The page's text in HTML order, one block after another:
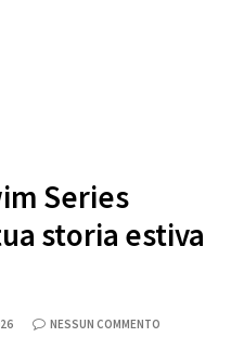
Series
storia estiva
NESSUN COMMENTO